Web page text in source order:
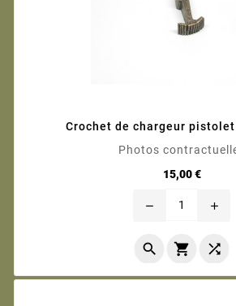
Crochet de chargeur pistolet
Photos
15,00 €Prix
remove add
  